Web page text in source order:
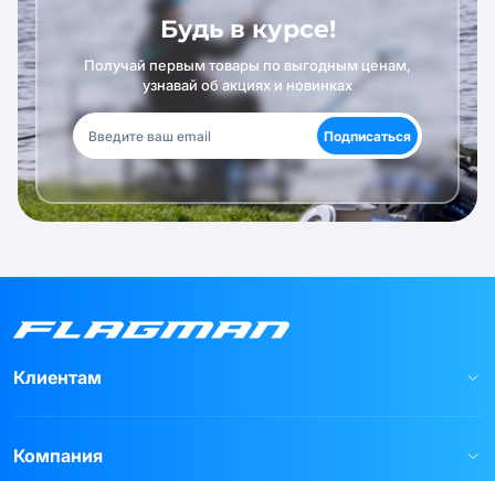
Будь в курсе!
Получай первым товары по выгодным ценам,
узнавай об акциях и новинках
Подписаться
Клиентам
Компания